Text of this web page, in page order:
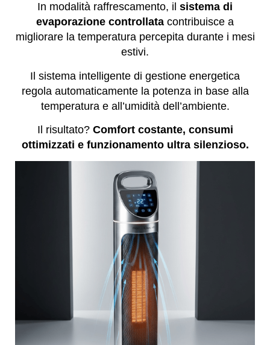
In modalità raffrescamento, il sistema di
evaporazione controllata contribuisce a
migliorare la temperatura percepita durante i mesi
estivi.
Il sistema intelligente di gestione energetica
regola automaticamente la potenza in base alla
temperatura e all’umidità dell’ambiente.
Il risultato? Comfort costante, consumi
ottimizzati e funzionamento ultra silenzioso.